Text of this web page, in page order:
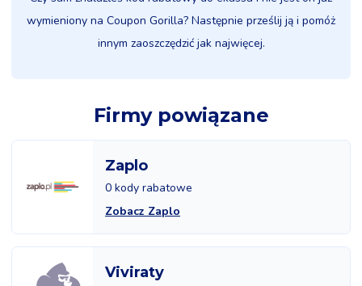
wymieniony na Coupon Gorilla? Następnie prześlij ją i pomóż
innym zaoszczędzić jak najwięcej.
Firmy powiązane
Zaplo
0 kody rabatowe
Zobacz Zaplo
Viviraty